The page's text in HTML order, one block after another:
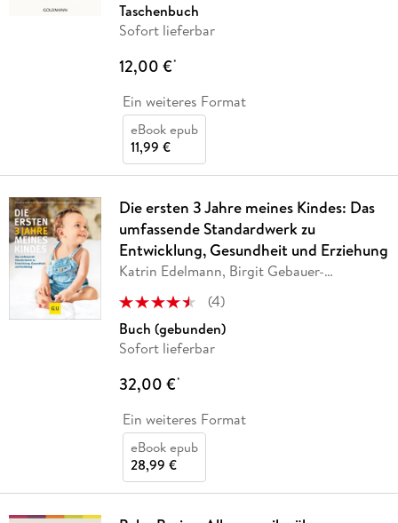
Taschenbuch
Sofort lieferbar
12,00 €*
Ein weiteres Format
eBook epub
11,99 €
Die ersten 3 Jahre meines Kindes: Das
umfassende Standardwerk zu
Entwicklung, Gesundheit und Erziehung
Katrin Edelmann, Birgit Gebauer-
(4)
Buch (gebunden)
Sofort lieferbar
32,00 €*
Ein weiteres Format
eBook epub
28,99 €